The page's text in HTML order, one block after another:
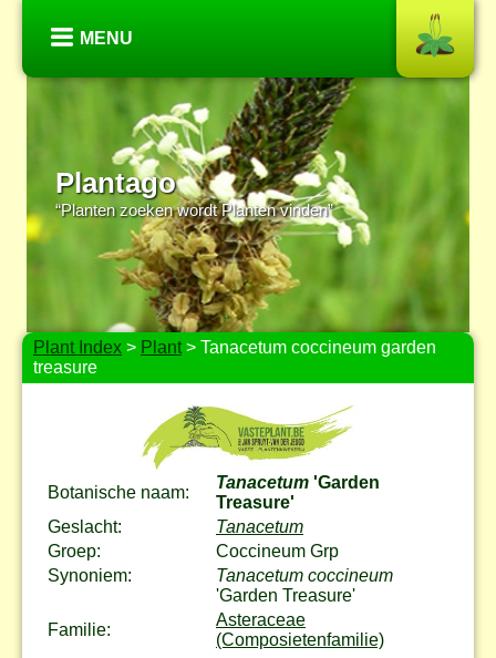
MENU
Plantago
“Planten zoeken wordt Planten vinden”
Plant Index > Plant> Tanacetum coccineum garden
treasure
Botanische naam:
Tanacetum 'Garden
Treasure'
Geslacht:
Tanacetum
Groep:
Coccineum Grp
Synoniem:
Tanacetum coccineum
'Garden Treasure'
Familie:
Asteraceae
(Composietenfamilie)